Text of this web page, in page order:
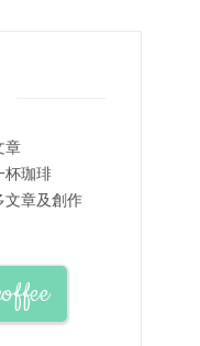
章
杯珈琲
文章及創作